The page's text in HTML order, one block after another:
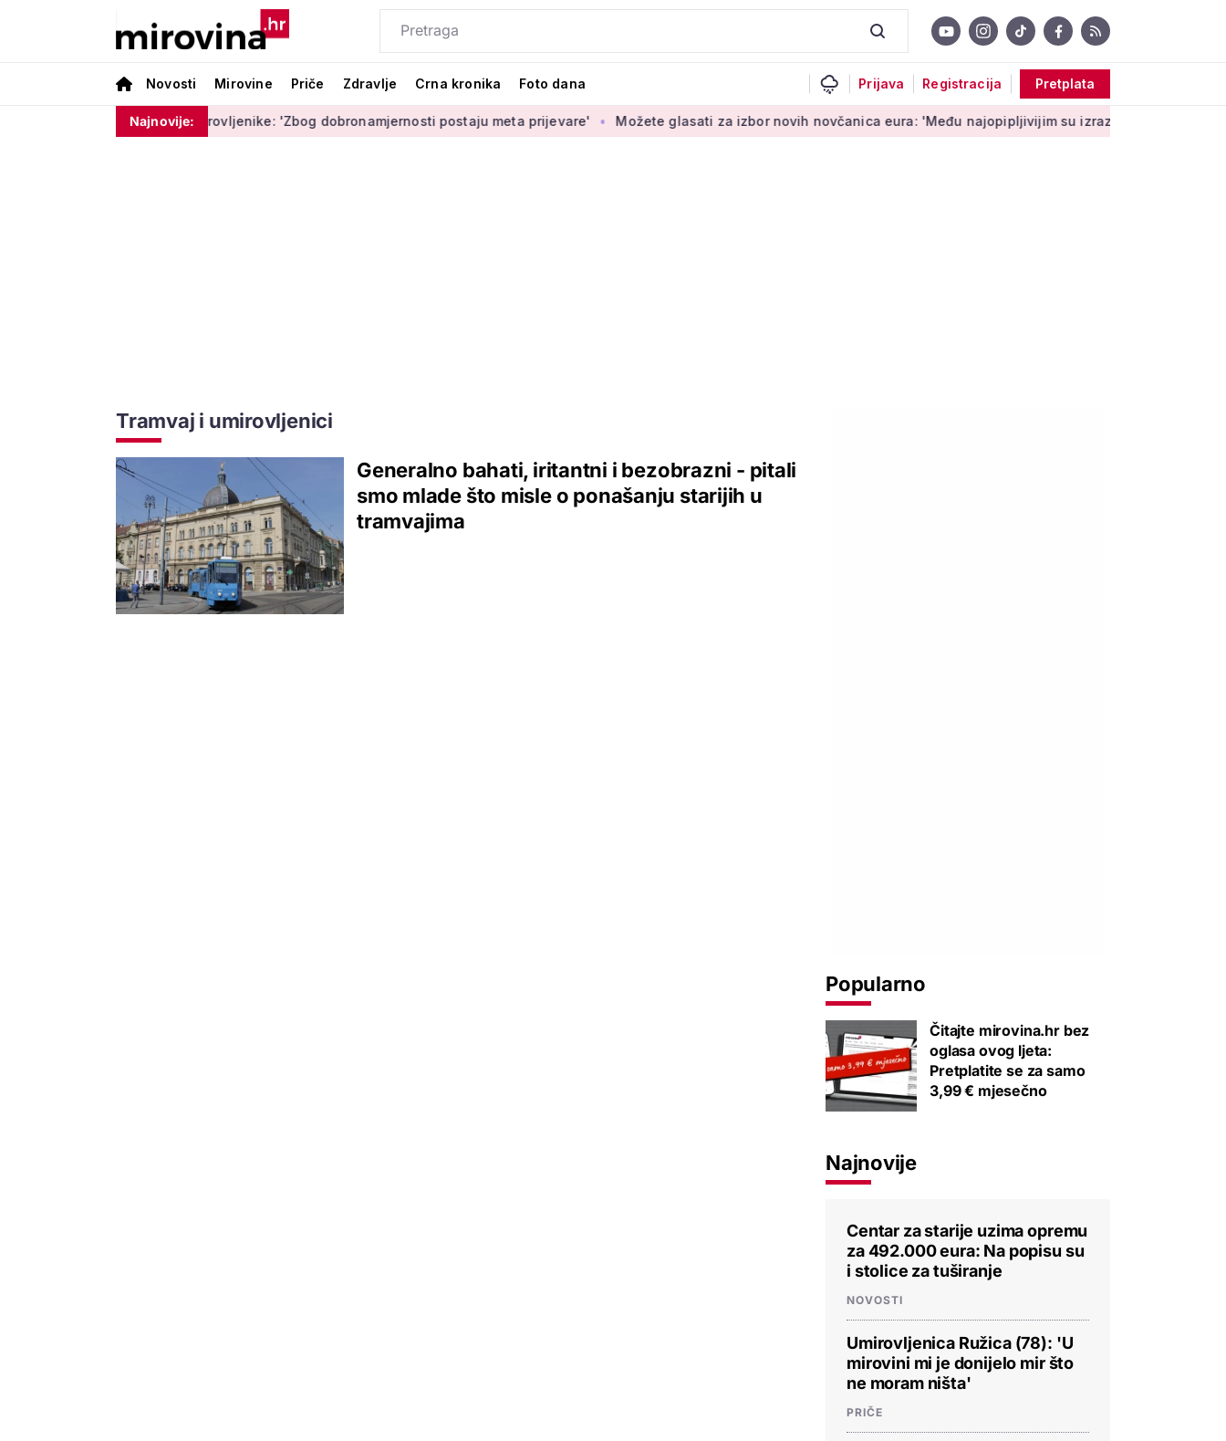
Novosti Mirovine Priče Zdravlje Crna kronika Foto dana Prijava Registracija Pretplata
Najnovije:
Policija upozorava umirovljenike: 'Zbog dobronamjernosti postaju meta prijevare' Možete glasati za izbor novih novčanica eura: 'Među najopipljivijim su izrazima Europe'
Tramvaj i umirovljenici
Generalno bahati, iritantni i bezobrazni - pitali
smo mlade što misle o ponašanju starijih u
tramvajima
Popularno
Čitajte mirovina.hr bez
oglasa ovog ljeta:
Pretplatite se za samo
3,99 € mjesečno
Najnovije
Centar za starije uzima opremu
za 492.000 eura: Na popisu su
i stolice za tuširanje
NOVOSTI
Umirovljenica Ružica (78): 'U
mirovini mi je donijelo mir što
ne moram ništa'
PRIČE